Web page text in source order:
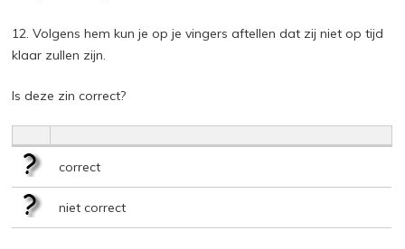
12. Volgens hem kun je op je vingers aftellen dat zij niet op tijd
klaar zullen zijn.
Is deze zin correct?
correct
niet correct